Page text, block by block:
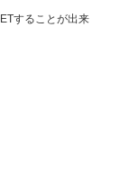
することが出来